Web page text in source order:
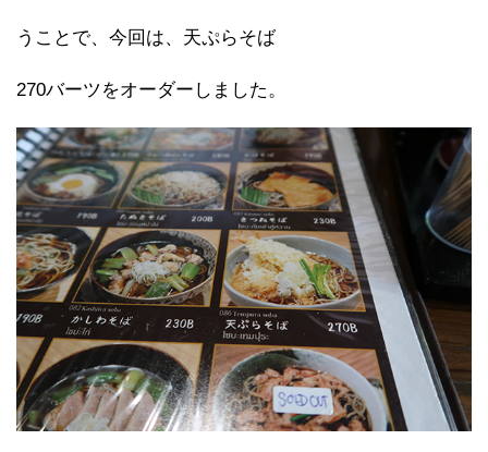
うことで、今回は、天ぷらそば
270バーツをオーダーしました。